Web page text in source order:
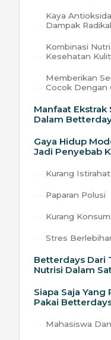
Kaya
Dampak
Kombinasi
Kesehatan
Memberikan
Cocok Dengan
Manfaat
Dalam
Gaya Hidup
Jadi Penyebab
Kurang Istirahat
Paparan Polusi
Kurang
Stres
Betterdays Dari
Nutrisi Dalam
Siapa Saja Yang
Pakai
Mahasiswa